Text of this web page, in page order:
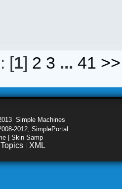
[1] 2 3 ...41 >>
Simple Machines
2012, SimplePortal
| Skin Samp
Topics XML